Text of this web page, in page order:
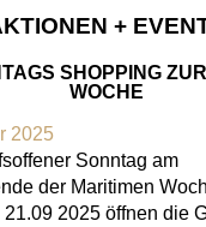
+
SHOPPING
WOCHE
2025
Sonntag am
der Maritimen
2025 öffnen die